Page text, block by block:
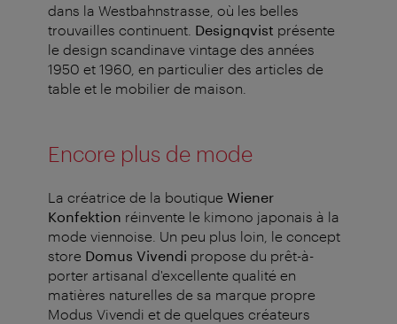
dans la Westbahnstrasse, où les belles
trouvailles continuent. Designqvist présente
le design scandinave vintage des années
1950 et 1960, en particulier des articles de
table et le mobilier de maison.
Encore plus de mode
La créatrice de la boutique Wiener
Konfektion réinvente le kimono japonais à la
mode viennoise. Un peu plus loin, le concept
store Domus Vivendi propose du prêt-à-
porter artisanal d'excellente qualité en
matières naturelles de sa marque propre
Modus Vivendi et de quelques créateurs